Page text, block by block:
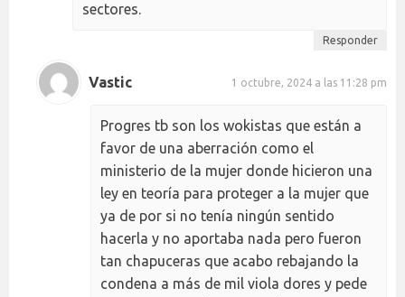
sectores.
Responder
Vastic 1 octubre, 2024 a las 11:28 pm
Progres tb son los wokistas que están a
favor de una aberración como el
ministerio de la mujer donde hicieron una
ley en teoría para proteger a la mujer que
ya de por si no tenía ningún sentido
hacerla y no aportaba nada pero fueron
tan chapuceras que acabo rebajando la
condena a más de mil viola dores y pede